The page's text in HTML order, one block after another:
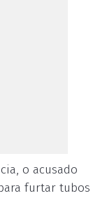
o acusado
furtar tubos